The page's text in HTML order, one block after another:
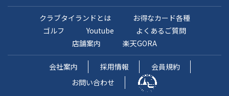
クラブタイランドとは
お得なカード各種
ゴルフ
Youtube
よくあるご質問
店舗案内
楽天GORA
会社案内 採用情報
会員規約
お問い合わせ